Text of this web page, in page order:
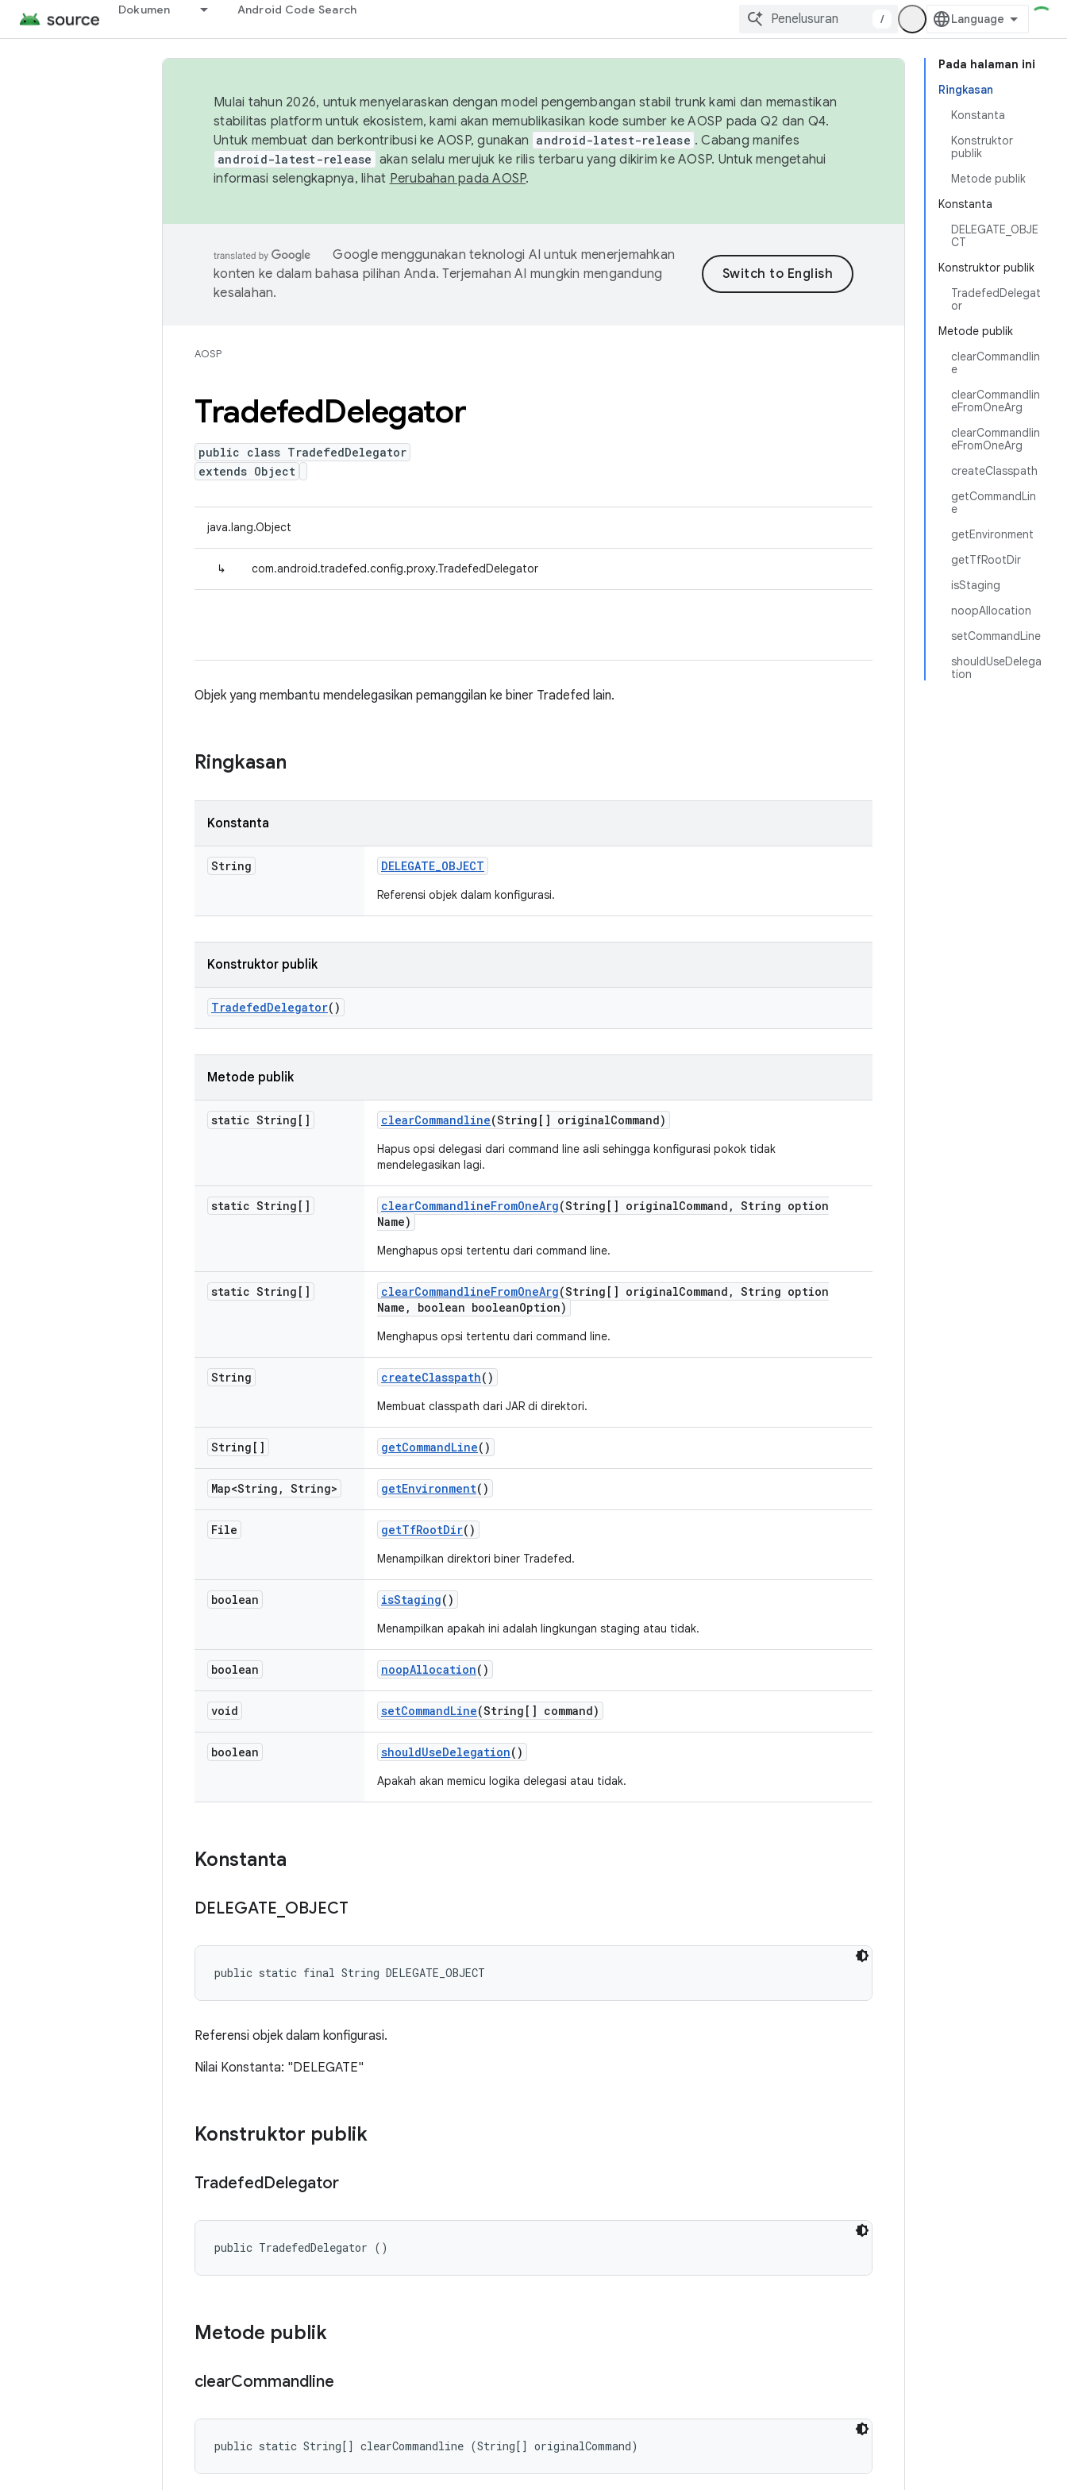
Dokumen Android Code Search
/
Pada halaman ini
Ringkasan
Konstanta
Konstruktor
publik
Metode publik
Konstanta
DELEGATE_OBJE
CT
Konstruktor publik
TradefedDelegat
or
Metode publik
clearCommandlin
e
clearCommandlin
eFromOneArg
clearCommandlin
eFromOneArg
createClasspath
getCommandLin
e
getEnvironment
getTfRootDir
isStaging
noopAllocation
setCommandLine
shouldUseDelega
tion
Mulai tahun 2026, untuk menyelaraskan dengan model pengembangan stabil trunk kami dan memastikan
stabilitas platform untuk ekosistem, kami akan memublikasikan kode sumber ke AOSP pada Q2 dan Q4.
Untuk membuat dan berkontribusi ke AOSP, gunakan android-latest-release . Cabang manifes
android-latest-release akan selalu merujuk ke rilis terbaru yang dikirim ke AOSP. Untuk mengetahui
informasi selengkapnya, lihat Perubahan pada AOSP.
Google menggunakan teknologi AI untuk menerjemahkan
konten ke dalam bahasa pilihan Anda. Terjemahan AI mungkin mengandung
kesalahan.
AOSP
TradefedDelegator
public class TradefedDelegator
extends Object
java.lang.Object
↳ com.android.tradefed.config.proxy.TradefedDelegator
Objek yang membantu mendelegasikan pemanggilan ke biner Tradefed lain.
Ringkasan
Konstanta
String DELEGATE_OBJECT
Referensi objek dalam konfigurasi.
Konstruktor publik
TradefedDelegator()
Metode publik
static String[] clearCommandline(String[] originalCommand)
Hapus opsi delegasi dari command line asli sehingga konfigurasi pokok tidak
mendelegasikan lagi.
static String[] clearCommandlineFromOneArg(String[] originalCommand , String option
Name)
Menghapus opsi tertentu dari command line.
static String[] clearCommandlineFromOneArg(String[] originalCommand , String option
Name , boolean booleanOption)
Menghapus opsi tertentu dari command line.
String createClasspath()
Membuat classpath dari JAR di direktori.
String[] getCommandLine()
Map<String , String> getEnvironment()
File getTfRootDir()
Menampilkan direktori biner Tradefed.
boolean isStaging()
Menampilkan apakah ini adalah lingkungan staging atau tidak.
boolean noopAllocation()
void setCommandLine(String[] command)
boolean shouldUseDelegation()
Apakah akan memicu logika delegasi atau tidak.
Konstanta
DELEGATE OBJECT
public static final String DELEGATE_OBJECT
Referensi objek dalam konfigurasi.
Nilai Konstanta: "DELEGATE"
Konstruktor publik
TradefedDelegator
public TradefedDelegator ()
Metode publik
clearCommandline
public static String[] clearCommandline (String[] originalCommand)